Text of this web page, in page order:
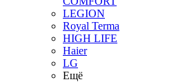
LEGION
Royal Terma
HIGH LIFE
Haier
LG
Ещё